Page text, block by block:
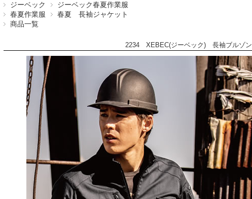
ジーベック
ジーベック春夏作業服
春夏作業服
春夏 長袖ジャケット
商品一覧
2234 XEBEC(ジーベック) 長袖ブルゾン